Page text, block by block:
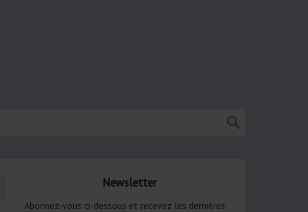
Newsletter
Abonnez-vous ci-dessous et recevez les dernières